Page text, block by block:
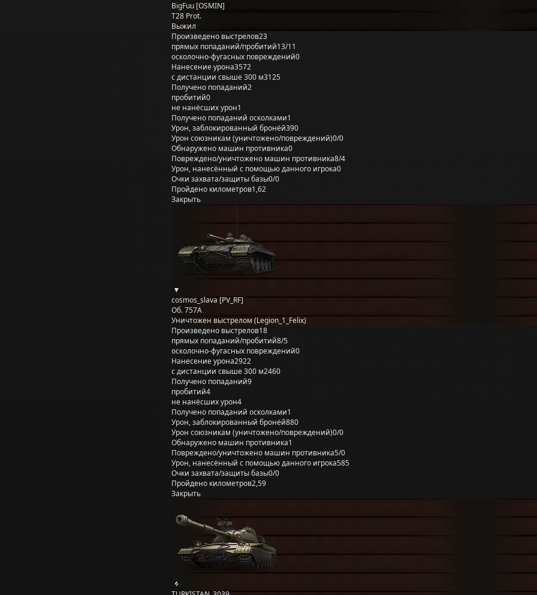
BigFuu [OSMIN]
T28 Prot.
Выжил
Произведено выстрелов23
прямых попаданий/пробитий13/11
осколочно-фугасных повреждений0
Нанесение урона3572
с дистанции свыше 300 м3125
Получено попаданий2
пробитий0
не нанёсших урон1
Получено попаданий осколками1
Урон, заблокированный бронёй390
Урон союзникам (уничтожено/повреждений)0/0
Обнаружено машин противника0
Повреждено/уничтожено машин противника8/4
Урон, нанесённый с помощью данного игрока0
Очки захвата/защиты базы0/0
Пройдено километров1,62
Закрыть
cosmos_slava [PV_RF]
Об. 757А
Уничтожен выстрелом (Legion_1_Felix)
Произведено выстрелов18
прямых попаданий/пробитий8/5
осколочно-фугасных повреждений0
Нанесение урона2922
с дистанции свыше 300 м2460
Получено попаданий9
пробитий4
не нанёсших урон4
Получено попаданий осколками1
Урон, заблокированный бронёй880
Урон союзникам (уничтожено/повреждений)0/0
Обнаружено машин противника1
Повреждено/уничтожено машин противника5/0
Урон, нанесённый с помощью данного игрока585
Очки захвата/защиты базы0/0
Пройдено километров2,59
Закрыть